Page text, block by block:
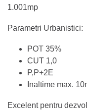
1.001mp
Parametri Urbanistici:
POT 35%
CUT 1,0
P,P+2E
Inaltime max.
Excelent pentru